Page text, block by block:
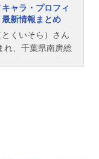
ャラ・プロフィ
新情報まとめ
くいそら）さん
れ、千葉県南房総